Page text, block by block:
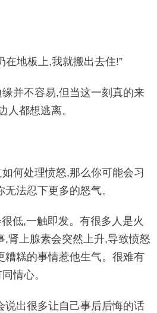
在地板上,我就搬出去住!”
并不容易,但当这一刻真的来
人都想逃离。
何处理愤怒,那么你可能会习
法忍下更多的怒气。
低,一触即发。有很多人是火
,肾上腺素会突然上升,导致愤怒
糟糕的事情惹他生气。很难有
情心。
说出很多让自己事后后悔的话